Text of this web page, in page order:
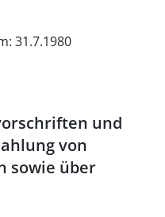
: 31.7.1980
und
von
sowie über